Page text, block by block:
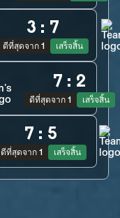
3 : 7
ดีที่สุดจาก 1 เสร็จสิ้น
7 : 2
ดีที่สุดจาก 1 เสร็จสิ้น
7 : 5
ดีที่สุดจาก 1 เสร็จสิ้น